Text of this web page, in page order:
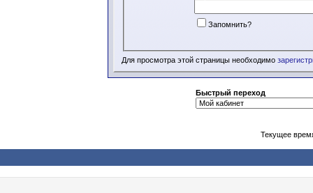
Запомнить?
Для просмотра этой страницы необходимо
Быстрый переход
Текущее